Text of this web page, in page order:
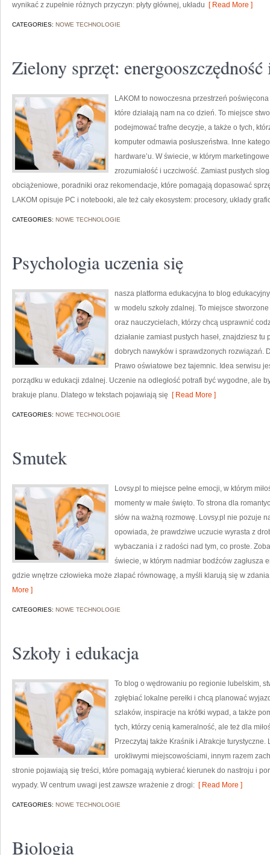
wynikać z zupełnie różnych przyczyn: płyty głównej, układu [ Read More ]
CATEGORIES: NOWE TECHNOLOGIE
Zielony sprzęt:
LAKOM to nowoczesna przestrzeń
które działają nam na co dzień. To miejsce
podejmować trafne decyzje, a także o tych,
komputer odmawia posłuszeństwa. Inne
hardware’u. W świecie, w którym
zrozumiałość i uczciwość. Zamiast pustych
obciążeniowe, poradniki oraz rekomendacje, które pomagają dopasować
LAKOM opisuje PC i notebooki, ale też cały ekosystem: procesory, układy
CATEGORIES: NOWE TECHNOLOGIE
Psychologia uczenia się
nasza platforma edukacyjna to blog
w modelu szkoły zdalnej. To miejsce
oraz nauczycielach, którzy chcą usprawnić
działanie zamiast pustych haseł, znajdziesz
dobrych nawyków i sprawdzonych rozwiązań.
Prawo oświatowe bez tajemnic. Idea serwisu
porządku w edukacji zdalnej. Uczenie na odległość potrafi być wygodne, ale
brakuje planu. Dlatego w tekstach pojawiają się [ Read More ]
CATEGORIES: NOWE TECHNOLOGIE
Smutek
Lovsy.pl to miejsce pełne emocji, w którym
momenty w małe święto. To strona dla
słów na ważną rozmowę. Lovsy.pl nie pozuje
opowiada, że prawdziwe uczucie wyrasta z
wybaczania i z radości nad tym, co proste.
świecie, w którym nadmiar bodźców zagłusza
gdzie wnętrze człowieka może złapać równowagę, a myśli klarują się w
More ]
CATEGORIES: NOWE TECHNOLOGIE
Szkoły i edukacja
To blog o wędrowaniu po regionie lubelskim,
zgłębiać lokalne perełki i chcą planować
szlaków, inspiracje na krótki wypad, a także
tych, którzy cenią kameralność, ale też dla
Przeczytaj także Kraśnik i Atrakcje
urokliwymi miejscowościami, innym razem
stronie pojawiają się treści, które pomagają wybierać kierunek do nastroju i
wypady. W centrum uwagi jest zawsze wrażenie z drogi: [ Read More ]
CATEGORIES: NOWE TECHNOLOGIE
Biologia